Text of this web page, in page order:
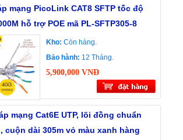
mạng PicoLink CAT8 SFTP tốc độ
hỗ trợ POE mã PL-SFTP305-8
Kho: Còn hàng.
Bảo hành: 12 Tháng.
5,900,000 VNĐ
mạng Cat6E UTP, lõi đồng chuẩn
cuộn dài 305m vỏ màu xanh hàng